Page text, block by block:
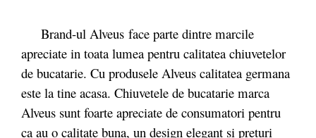
Brand-ul Alveus face parte dintre marcile
apreciate in toata lumea pentru calitatea chiuvetelor
de bucatarie. Cu produsele Alveus calitatea germana
este la tine acasa. Chiuvetele de bucatarie marca
Alveus sunt foarte apreciate de consumatori pentru
ca au o calitate buna, un design elegant si preturi